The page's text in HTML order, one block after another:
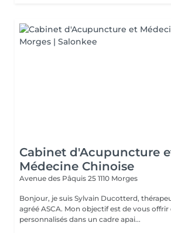
Cabinet d'Acupuncture
Médecine Chinoise
Avenue des Pâquis 25 1110 Morges
Bonjour, je suis Sylvain Ducotterd,
agréé ASCA. Mon objectif est de vous offrir
personnalisés dans un cadre apai...